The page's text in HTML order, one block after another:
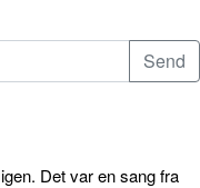
Det var en sang fra